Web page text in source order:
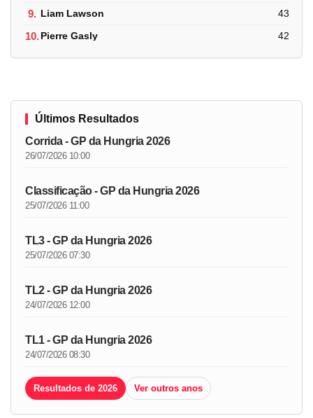
9. Liam Lawson 43
10.Pierre Gasly 42
Últimos Resultados
Corrida - GP da Hungria 2026
26/07/2026 10:00
Classificação - GP da Hungria 2026
25/07/2026 11:00
TL3 - GP da Hungria 2026
25/07/2026 07:30
TL2 - GP da Hungria 2026
24/07/2026 12:00
TL1 - GP da Hungria 2026
24/07/2026 08:30
Resultados de 2026 Ver outros anos